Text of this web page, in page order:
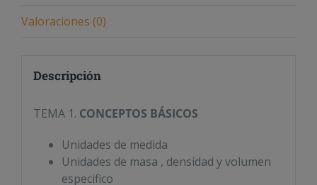
Valoraciones (0)
Descripción
TEMA 1. CONCEPTOS BÁSICOS
Unidades de medida
Unidades de masa , densidad y volumen
especifico